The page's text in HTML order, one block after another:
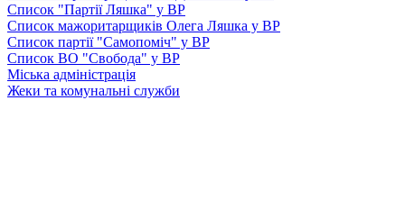
Список "Партії Ляшка" у ВР
Список мажоритарщиків Олега Ляшка у ВР
Список партії "Самопоміч" у ВР
Список ВО "Свобода" у ВР
Міська адміністрація
Жеки та комунальні служби